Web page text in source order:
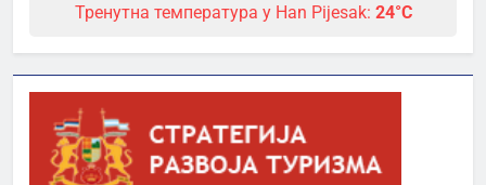
Тренутна температура у Han Pijesak: 24°C